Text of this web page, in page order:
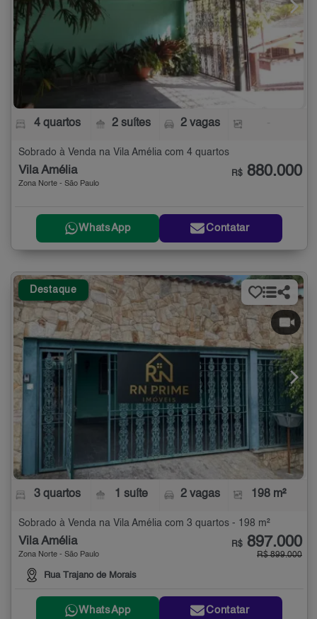
4 quartos 2 suítes 2 vagas
Sobrado à Venda na Vila Amélia com 4 quartos
Vila Amélia
Zona Norte - São Paulo
R$ 880.000
WhatsApp Contatar
Destaque
3 quartos 1 suíte 2 vagas 198 m²
Sobrado à Venda na Vila Amélia com 3 quartos - 198 m²
Vila Amélia
Zona Norte - São Paulo
Rua Trajano de Morais
R$ 897.000
R$ 899.000
WhatsApp Contatar